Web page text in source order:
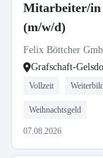
Mitarbeiter/
(m/w/d)
Felix Böttcher
Grafschaft-
Vollzeit
Weihnachtsgeld
07.08.2026